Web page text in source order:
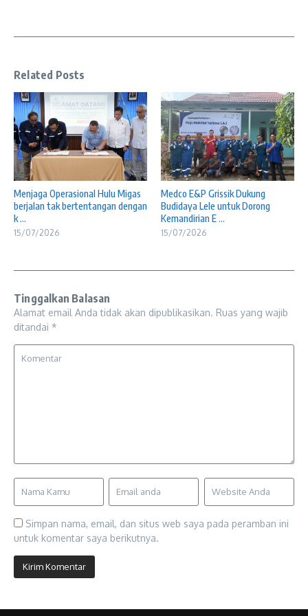
Related Posts
Menjaga Operasional Hulu Migas
berjalan tak bertentangan dengan
k ...
15/07/2026
Medco E&P Grissik Dukung
Budidaya Lele untuk Dorong
Kemandirian E ...
15/07/2026
Tinggalkan Balasan
Alamat email Anda tidak akan dipublikasikan. Ruas yang wajib
ditandai *
Simpan nama, email, dan situs web saya pada peramban ini
untuk komentar saya berikutnya.